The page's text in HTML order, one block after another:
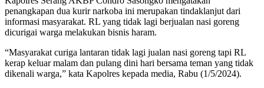
penangkapan dua kurir narkoba ini merupakan tindaklanjut dari
informasi masyarakat. RL yang tidak lagi berjualan nasi goreng
dicurigai warga melakukan bisnis haram.
“Masyarakat curiga lantaran tidak lagi jualan nasi goreng tapi RL
kerap keluar malam dan pulang dini hari bersama teman yang tidak
dikenali warga,” kata Kapolres kepada media, Rabu (1/5/2024).